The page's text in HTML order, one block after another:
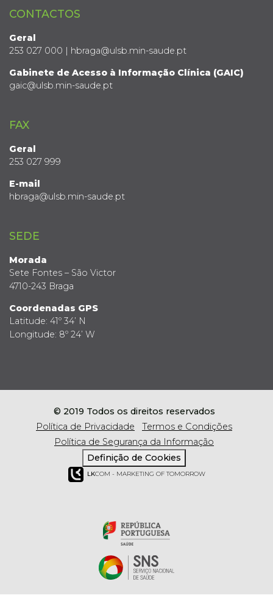
CONTACTOS
Geral
253 027 000 | hbraga@ulsb.min-saude.pt
Gabinete de Acesso à Informação Clínica (GAIC)
gaic@ulsb.min-saude.pt
FAX
Geral
253 027 999
E-mail
hbraga@ulsb.min-saude.pt
SEDE
Morada
Sete Fontes – São Victor
4710-243 Braga
Coordenadas GPS
Latitude: 41º 34’ N
Longitude: 8º 24’ W
© 2019 Todos os direitos reservados
Política de Privacidade
Termos e Condições
Política de Segurança da Informação
Definição de Cookies
LKCOM - MARKETING OF TOMORROW